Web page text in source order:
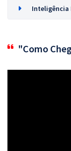
Inteligência
"Como